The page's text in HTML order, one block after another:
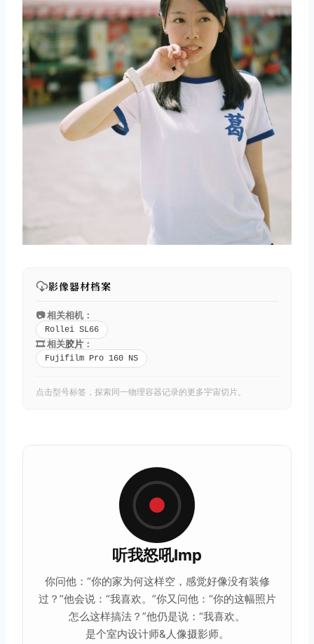
影像器材档案
📷 相关相机：
Rollei SL66
🎞️ 相关胶片 ：
Fujifilm Pro 160 NS
点击型号标签，探索同一物理容器记录的更多宇宙切片。
听我怒吼Imp
你问他：“你的家为何这样空，感觉好像没有装修
过？”他会说：“我喜欢。”你又问他：“你的这幅照片
怎么这样搞法？”他仍是说：“我喜欢。
是个室内设计师&人像摄影师。